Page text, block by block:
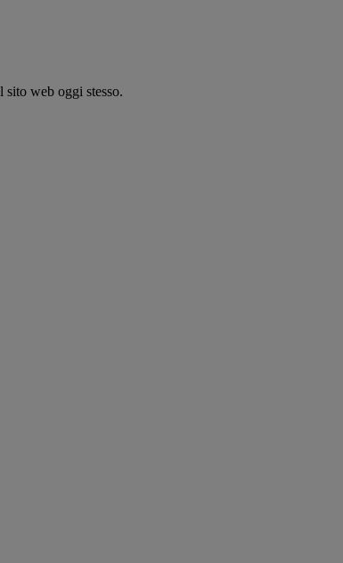
web oggi stesso.